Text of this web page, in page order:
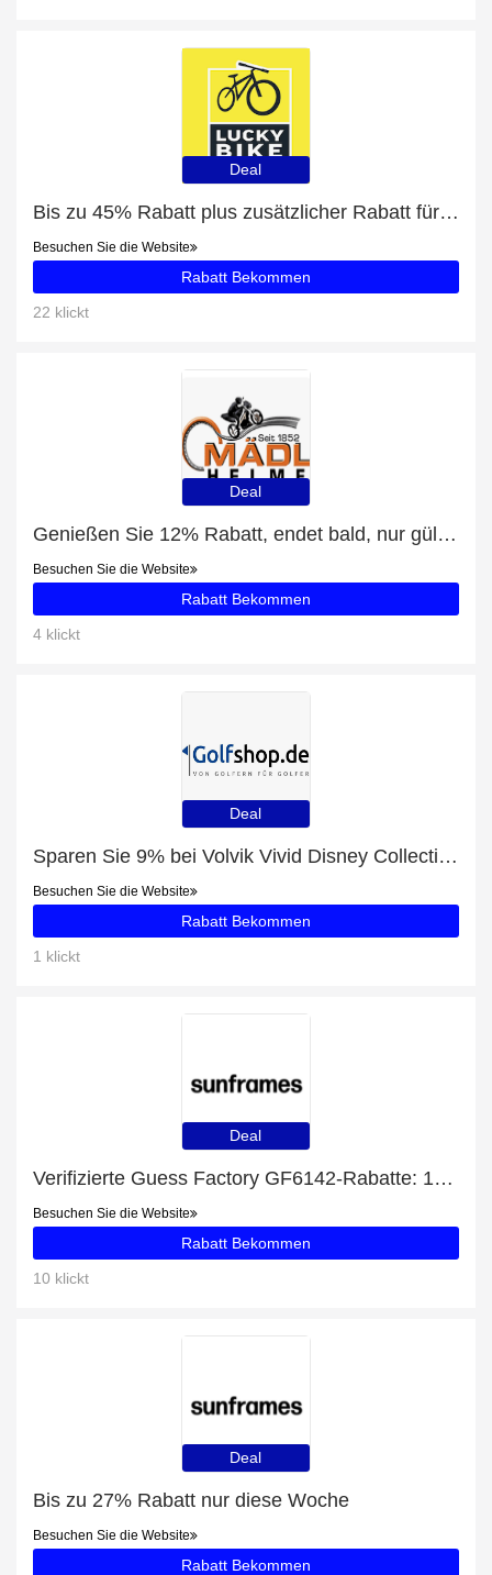
Deal
Bis zu 45% Rabatt plus zusätzlicher Rabatt für Hundetransport
Besuchen Sie die Website
Rabatt Bekommen
22 klickt
Deal
Genießen Sie 12% Rabatt, endet bald, nur gültig für Kinder Skihelme
Besuchen Sie die Website
Rabatt Bekommen
4 klickt
Deal
Sparen Sie 9% bei Volvik Vivid Disney Collection 5 Charakter Box
Besuchen Sie die Website
Rabatt Bekommen
1 klickt
Deal
Verifizierte Guess Factory GF6142-Rabatte: 10% Rabatt
Besuchen Sie die Website
Rabatt Bekommen
10 klickt
Deal
Bis zu 27% Rabatt nur diese Woche
Besuchen Sie die Website
Rabatt Bekommen